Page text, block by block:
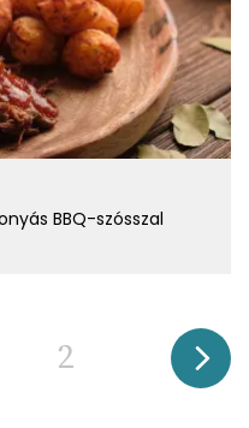
BBQ-szósszal
2